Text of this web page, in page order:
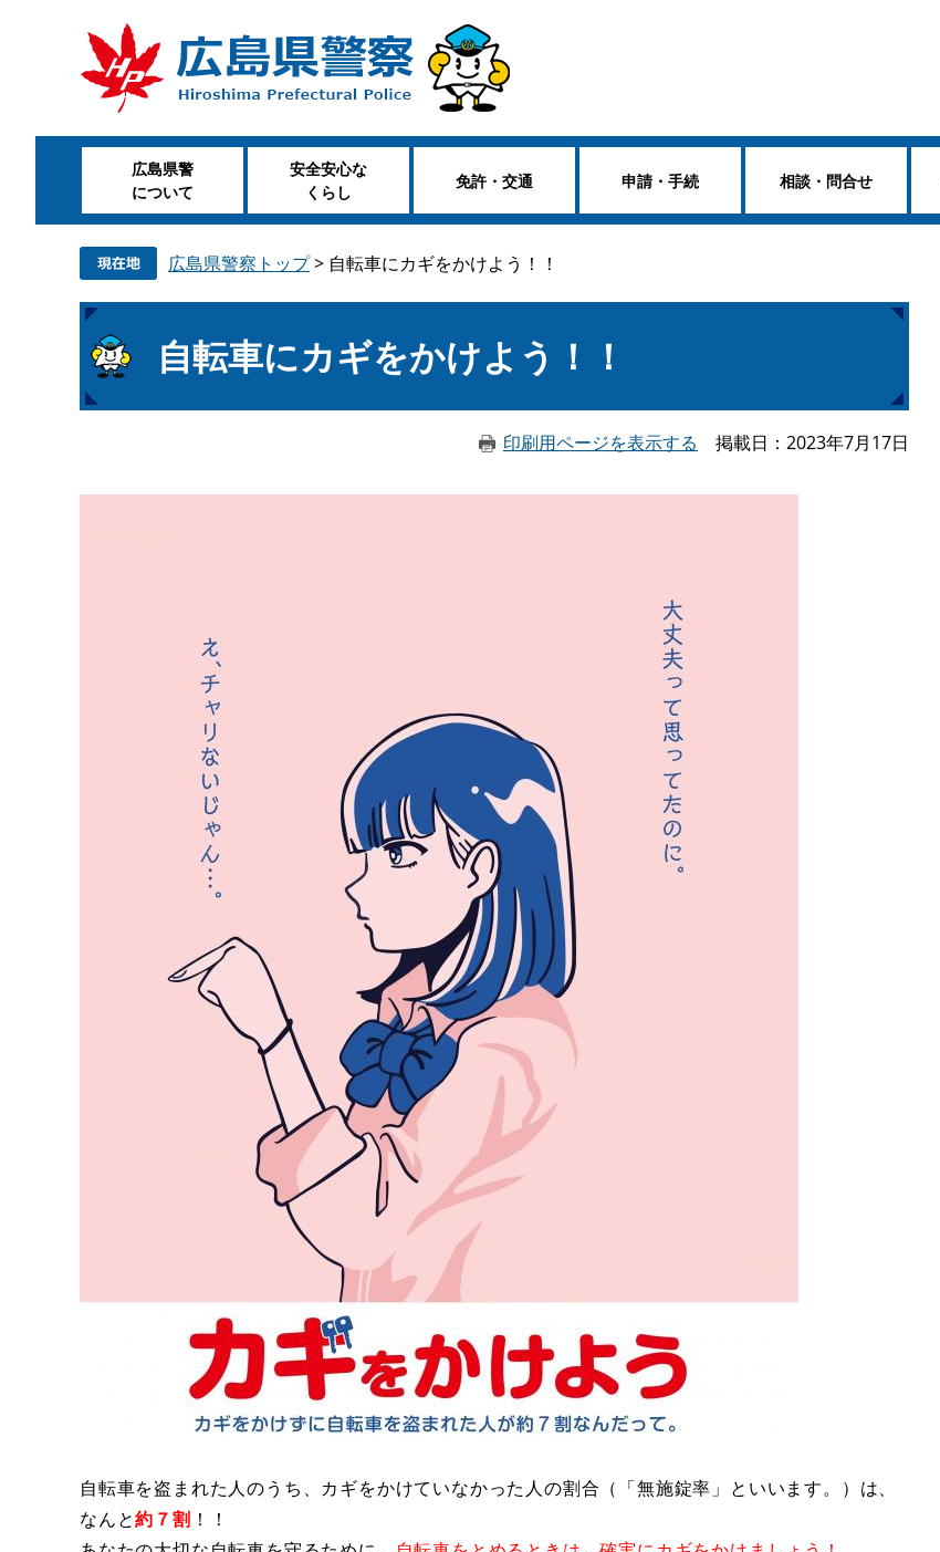
。
て
広島県警
について
安全安心な
くらし
免許・交通 申請・手続 相談・問合せ
広島県警察トップ> 自転車にカギをかけよう！！
文
自転車にカギをかけよう！！
印刷用ページを表示する 掲載日 2023年7月17日
自転車を盗まれた人のうち、カギをかけていなかった人の割合（「無施錠率」といいます。）は、
なんと約７割 ！！